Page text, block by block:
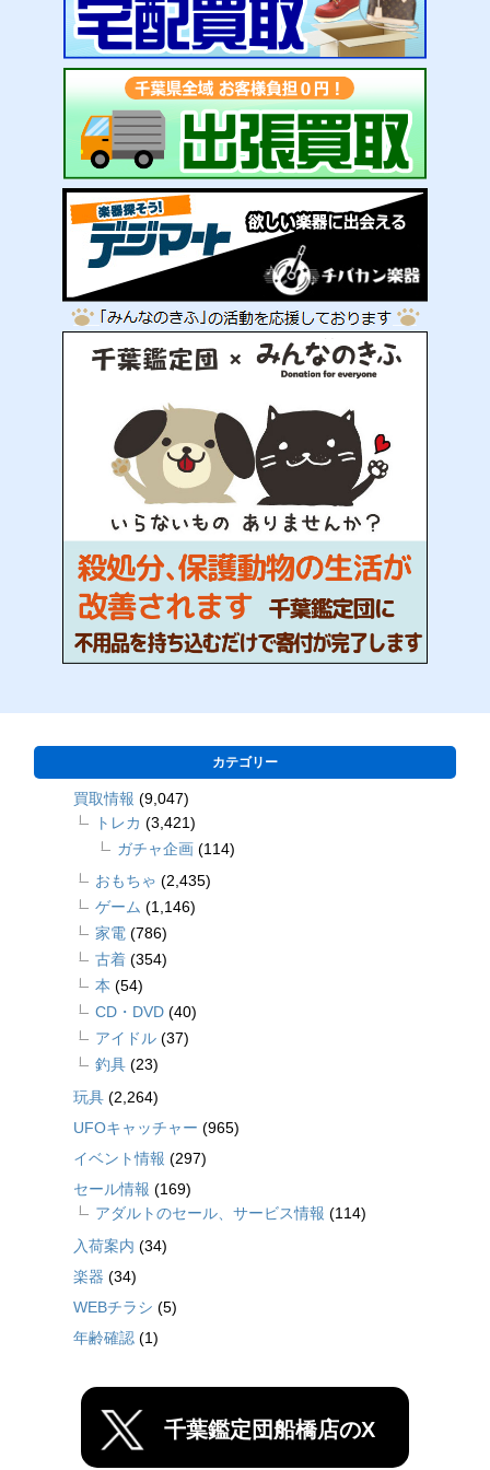
カテゴリー
買取情報 (9,047)
トレカ (3,421)
ガチャ企画 (114)
おもちゃ (2,435)
ゲーム (1,146)
家電 (786)
古着 (354)
本 (54)
CD・DVD (40)
アイドル (37)
釣具 (23)
玩具 (2,264)
UFOキャッチャー (965)
イベント情報 (297)
セール情報 (169)
アダルトのセール、サービス情報 (114)
入荷案内 (34)
楽器 (34)
WEBチラシ (5)
年齢確認 (1)
千葉鑑定団船橋店のX